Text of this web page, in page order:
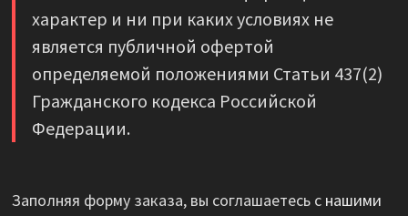
характер и ни при каких условиях не
является публичной офертой
определяемой положениями Статьи 437(2)
Гражданского кодекса Российской
Федерации.
Заполняя форму заказа, вы соглашаетесь с нашими